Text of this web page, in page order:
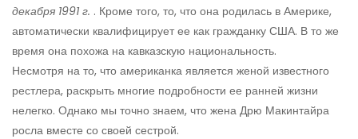
декабря 1991 г. . Кроме того, то, что она родилась в Америке,
автоматически квалифицирует ее как гражданку США. В то же
время она похожа на кавказскую национальность.
Несмотря на то, что американка является женой известного
рестлера, раскрыть многие подробности ее ранней жизни
нелегко. Однако мы точно знаем, что жена Дрю Макинтайра
росла вместе со своей сестрой.